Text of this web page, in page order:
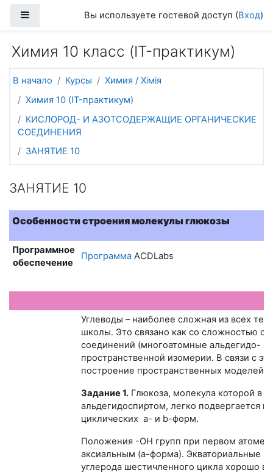
Боковая панельВы используете гостевой доступ (Вход)
Химия 10 класс (IT-практикум)
В начало Курсы
Химия / Хімія
Химия 10 (IT-практикум)
КИСЛОРОД- И АЗОТСОДЕРЖАЩИЕ ОРГАНИЧЕСКИЕ
СОЕДИНЕНИЯ
ЗАНЯТИЕ 10
ЗАНЯТИЕ 10
Особенности строения молекулы глюкозы
Программное
обеспечение
Программа ACDLabs
Углеводы – наиболее сложная из всех
школы. Это связано как со сложностью
соединений (многоатомные альдегидо- и
пространственной изомерии. В связи с
построение пространственных моделей
Задание 1. Глюкоза, молекула которой в
альдегидоспиртом, легко подвергается
циклических a- и b-форм.
Положения -ОН групп при первом атоме
аксиальным (a-форма). Экваториальные
углерода шестичленного цикла хорошо